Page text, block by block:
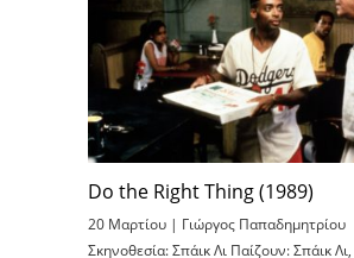
Do the Right Thing (1989)
20 Μαρτίου | Γιώργος Παπαδημητρίου
Σκηνοθεσία: Σπάικ Λι Παίζουν: Σπάικ